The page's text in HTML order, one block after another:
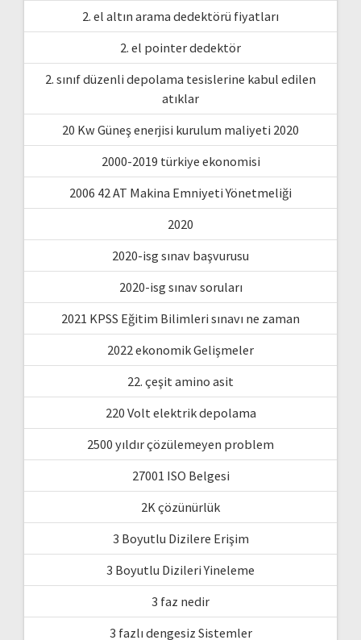
2. el altın arama dedektörü fiyatları
2. el pointer dedektör
2. sınıf düzenli depolama tesislerine kabul edilen
atıklar
20 Kw Güneş enerjisi kurulum maliyeti 2020
2000-2019 türkiye ekonomisi
2006 42 AT Makina Emniyeti Yönetmeliği
2020
2020-isg sınav başvurusu
2020-isg sınav soruları
2021 KPSS Eğitim Bilimleri sınavı ne zaman
2022 ekonomik Gelişmeler
22. çeşit amino asit
220 Volt elektrik depolama
2500 yıldır çözülemeyen problem
27001 ISO Belgesi
2K çözünürlük
3 Boyutlu Dizilere Erişim
3 Boyutlu Dizileri Yineleme
3 faz nedir
3 fazlı dengesiz Sistemler